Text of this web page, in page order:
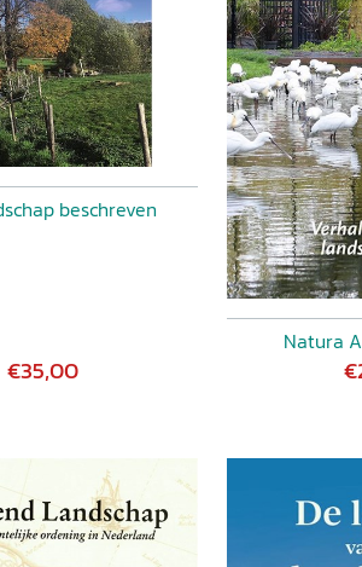
beschreven
€35,00
Natura